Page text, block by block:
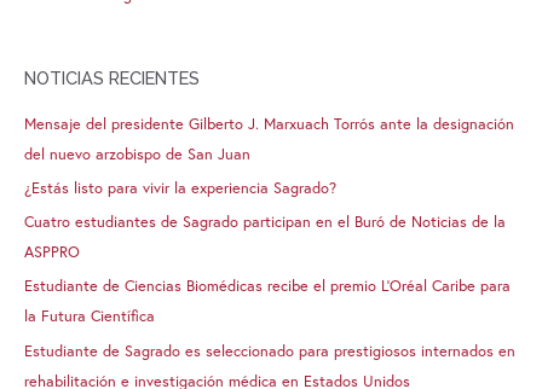
NOTICIAS RECIENTES
Mensaje del presidente Gilberto J. Marxuach Torrós ante la designación
del nuevo arzobispo de San Juan
¿Estás listo para vivir la experiencia Sagrado?
Cuatro estudiantes de Sagrado participan en el Buró de Noticias de la
ASPPRO
Estudiante de Ciencias Biomédicas recibe el premio L’Oréal Caribe para
la Futura Científica
Estudiante de Sagrado es seleccionado para prestigiosos internados en
rehabilitación e investigación médica en Estados Unidos